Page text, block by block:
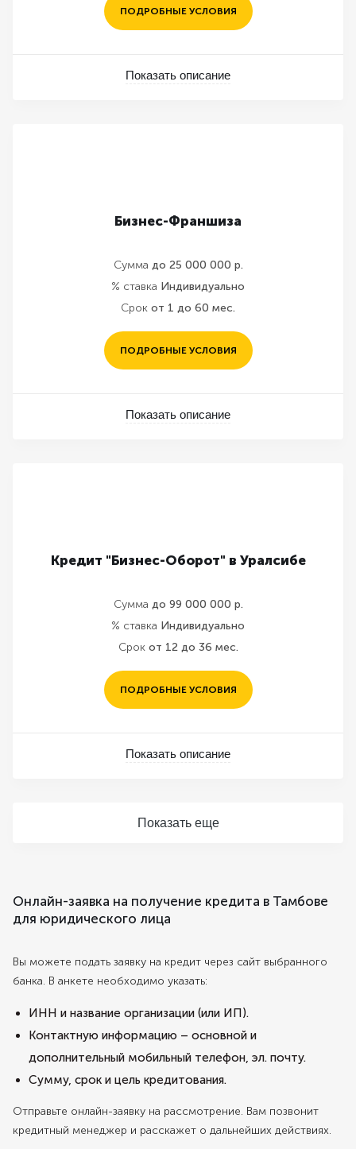
ПОДРОБНЫЕ УСЛОВИЯ
Показать описание
Бизнес-Франшиза
Сумма до 25 000 000 р.
% ставка Индивидуально
Срок от 1 до 60 мес.
ПОДРОБНЫЕ УСЛОВИЯ
Показать описание
Кредит "Бизнес-Оборот" в Уралсибе
Сумма до 99 000 000 р.
% ставка Индивидуально
Срок от 12 до 36 мес.
ПОДРОБНЫЕ УСЛОВИЯ
Показать описание
Показать еще
Онлайн-заявка на получение кредита в Тамбове
для юридического лица
Вы можете подать заявку на кредит через сайт выбранного
банка. В анкете необходимо указать:
ИНН и название организации (или ИП).
Контактную информацию – основной и
дополнительный мобильный телефон, эл. почту.
Сумму, срок и цель кредитования.
Отправьте онлайн-заявку на рассмотрение. Вам позвонит
кредитный менеджер и расскажет о дальнейших действиях.